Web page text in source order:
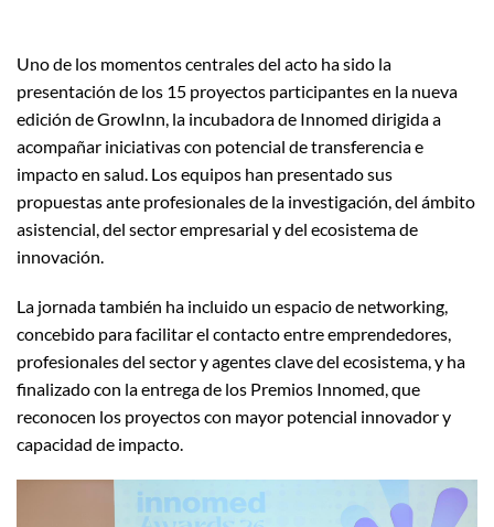
Uno de los momentos centrales del acto ha sido la
presentación de los 15 proyectos participantes en la nueva
edición de GrowInn, la incubadora de Innomed dirigida a
acompañar iniciativas con potencial de transferencia e
impacto en salud. Los equipos han presentado sus
propuestas ante profesionales de la investigación, del ámbito
asistencial, del sector empresarial y del ecosistema de
innovación.
La jornada también ha incluido un espacio de networking,
concebido para facilitar el contacto entre emprendedores,
profesionales del sector y agentes clave del ecosistema, y ha
finalizado con la entrega de los Premios Innomed, que
reconocen los proyectos con mayor potencial innovador y
capacidad de impacto.